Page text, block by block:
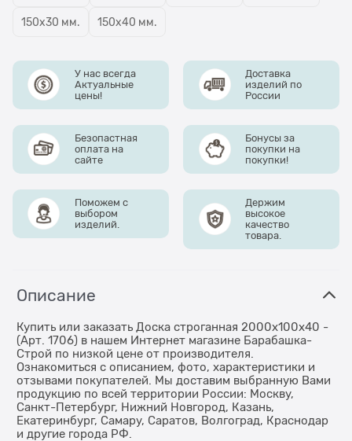
150х30 мм. 150х40 мм.
У нас всегда
Актуальные
цены!
Доставка
изделий по
России
Безопастная
оплата на
сайте
Бонусы за
покупки на
покупки!
Поможем с
выбором
изделий.
Держим
высокое
качество
товара.
Описание
Купить или заказать Доска строганная 2000x100x40 -
(Арт. 1706) в нашем Интернет магазине Барабашка-
Строй по низкой цене от производителя.
Ознакомиться с описанием, фото, характеристики и
отзывами покупателей. Мы доставим выбранную Вами
продукцию по всей территории России: Москву,
Санкт-Петербург, Нижний Новгород, Казань,
Екатеринбург, Самару, Саратов, Волгоград, Краснодар
и другие города РФ.